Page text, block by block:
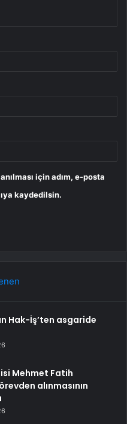
için adım, e-posta
kaydedilsin.
Hak-İş’ten asgaride
Mehmet Fatih
alınmasının